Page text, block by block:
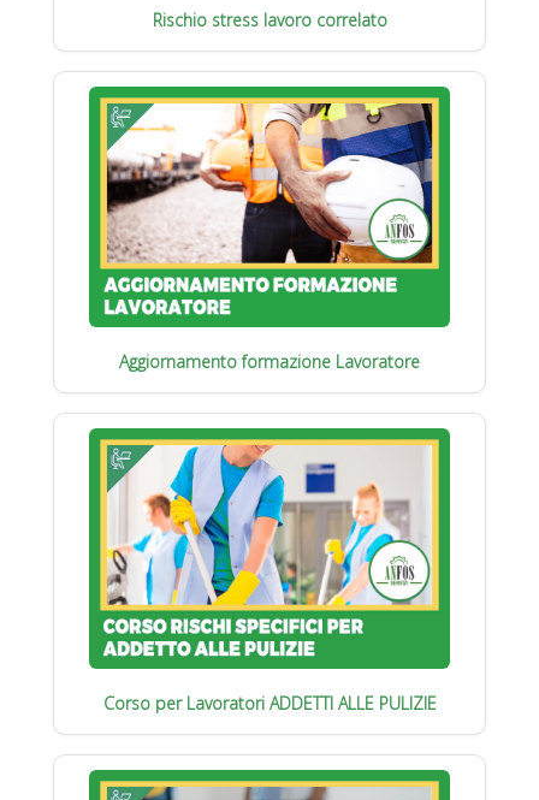
Rischio stress lavoro correlato
Aggiornamento formazione Lavoratore
Corso per Lavoratori ADDETTI ALLE PULIZIE